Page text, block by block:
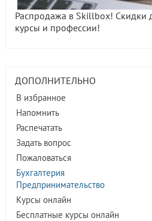
Распродажа в Skillbox! Скидки
курсы и профессии!
ДОПОЛНИТЕЛЬНО
В избранное
Напомнить
Распечатать
Задать вопрос
Пожаловаться
Бухгалтерия
Предпринимательство
Курсы онлайн
Бесплатные курсы онлайн